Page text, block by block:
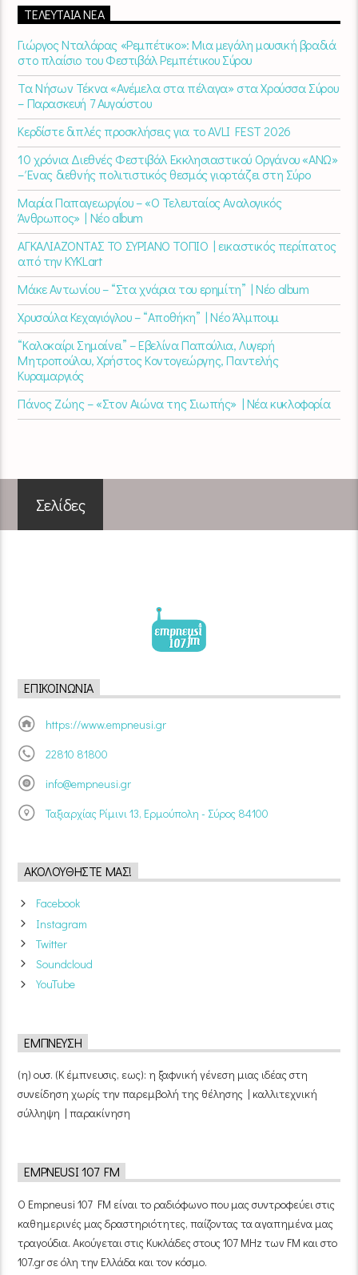
ΤΕΛΕΥΤΑΊΑ ΝΈΑ
Γιώργος Νταλάρας «Ρεμπέτικο»: Μια μεγάλη μουσική βραδιά
στο πλαίσιο του Φεστιβάλ Ρεμπέτικου Σύρου
Τα Νήσων Τέκνα «Ανέμελα στα πέλαγα» στα Χρούσσα Σύρου
– Παρασκευή 7 Αυγούστου
Κερδίστε διπλές προσκλήσεις για το AVLI FEST 2026
10 χρόνια Διεθνές Φεστιβάλ Εκκλησιαστικού Οργάνου «ΑΝΩ»
– Ένας διεθνής πολιτιστικός θεσμός γιορτάζει στη Σύρο​
Μαρία Παπαγεωργίου – «Ο Τελευταίος Αναλογικός
Άνθρωπος» | Νέο album
ΑΓΚΑΛΙΑΖΟΝΤΑΣ ΤΟ ΣΥΡΙΑΝΟ ΤΟΠΙΟ | εικαστικός περίπατος
από την KYKLart
Μάκε Αντωνίου – “Στα χνάρια του ερημίτη” | Νέο album
Χρυσούλα Κεχαγιόγλου – “Αποθήκη” | Νέο Άλμπουμ
“Καλοκαίρι Σημαίνει” – Εβελίνα Παπούλια, Λυγερή
Μητροπούλου, Χρήστος Κοντογεώργης, Παντελής
Κυραμαργιός
Πάνος Ζώης – «Στον Αιώνα της Σιωπής» | Νέα κυκλοφορία
Σελίδες
ΕΠΙΚΟΙΝΩΝΊΑ
https://www.empneusi.gr
22810 81800
info@empneusi.gr
Ταξιαρχίας Ρίμινι 13, Ερμούπολη - Σύρος 84100
ΑΚΟΛΟΥΘΉΣΤΕ ΜΑΣ!
Facebook
Instagram
Twitter
Soundcloud
YouTube
ΈΜΠΝΕΥΣΗ
(η) ουσ. (Κ έμπνευσις, εως): η ξαφνική γένεση μιας ιδέας στη
συνείδηση χωρίς την παρεμβολή της θέλησης | καλλιτεχνική
σύλληψη | παρακίνηση
EMPNEUSI 107 FM
Ο Empneusi 107 FM είναι το ραδιόφωνο που μας συντροφεύει στις
καθημερινές μας δραστηριότητες, παίζοντας τα αγαπημένα μας
τραγούδια. Ακούγεται στις Κυκλάδες στους 107 MHz των FM και στο
107.gr σε όλη την Ελλάδα και τον κόσμο.